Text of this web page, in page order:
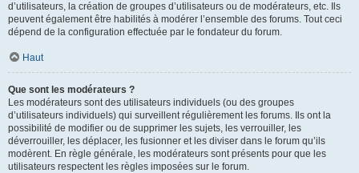
d’utilisateurs, la création de groupes d’utilisateurs ou de modérateurs, etc. Ils
peuvent également être habilités à modérer l’ensemble des forums. Tout ceci
dépend de la configuration effectuée par le fondateur du forum.
Haut
Que sont les modérateurs ?
Les modérateurs sont des utilisateurs individuels (ou des groupes
d’utilisateurs individuels) qui surveillent régulièrement les forums. Ils ont la
possibilité de modifier ou de supprimer les sujets, les verrouiller, les
déverrouiller, les déplacer, les fusionner et les diviser dans le forum qu’ils
modèrent. En règle générale, les modérateurs sont présents pour que les
utilisateurs respectent les règles imposées sur le forum.